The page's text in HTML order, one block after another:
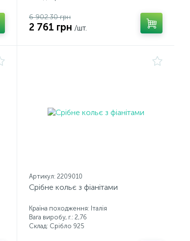
6 902.30 грн
2 761 грн /шт.
Артикул: 2209010
Срібне кольє з фіанітами
Країна походження: Італія
Вага виробу, г.: 2,76
Склад: Срібло 925